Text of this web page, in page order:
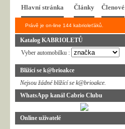
Hlavní stránka Články Členové
Právě je on-line 144 kabrioleťáků.
Katalog KABRIOLETŮ
Vyber automobilku :
Blížící se k@brioakce
Nejsou žádné blížící se k@brioakce.
WhatsApp kanál Cabrio Clubu
Online uživatelé